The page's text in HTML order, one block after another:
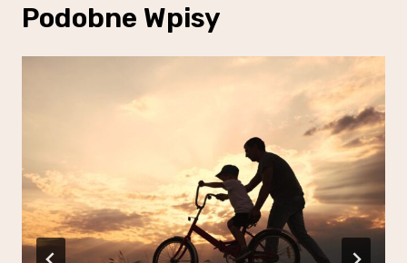
Podobne Wpisy